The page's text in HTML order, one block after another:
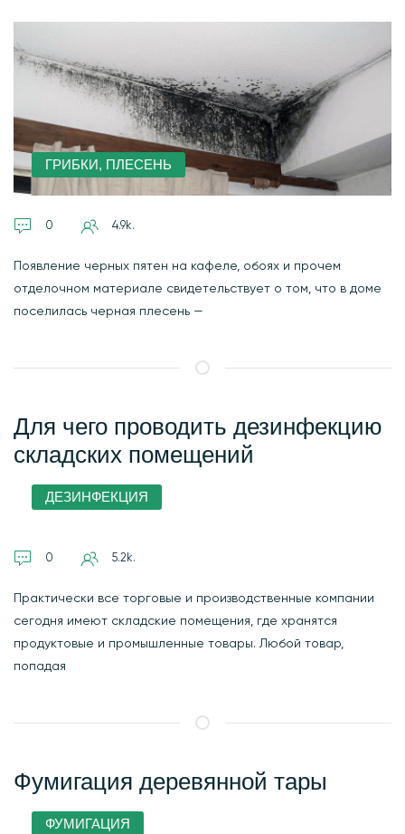
ГРИБКИ, ПЛЕСЕНЬ
0 4.9k.
Появление черных пятен на кафеле, обоях и прочем
отделочном материале свидетельствует о том, что в доме
поселилась черная плесень —
Для чего проводить дезинфекцию
складских помещений
ДЕЗИНФЕКЦИЯ
0 5.2k.
Практически все торговые и производственные компании
сегодня имеют складские помещения, где хранятся
продуктовые и промышленные товары. Любой товар,
попадая
Фумигация деревянной тары
ФУМИГАЦИЯ